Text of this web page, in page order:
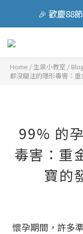
🎉 歡慶88
🎉 歡慶88
立即加
🎉 歡慶88
Home /
都沒關注的隱形毒害：
99% 的
毒害：重
寶的
懷孕期間，許多